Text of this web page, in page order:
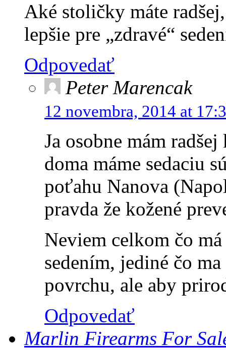
Aké stoličky máte
lepšie pre „zdravé“
Odpovedať
Peter Marencak
12 novembra, 2014 at
Ja osobne mám
doma máme sedaciu
poťahu Nanova
pravda že kožené
Neviem celkom čo
sedením, jediné čo
povrchu, ale aby
Odpovedať
Marlin Firearms For